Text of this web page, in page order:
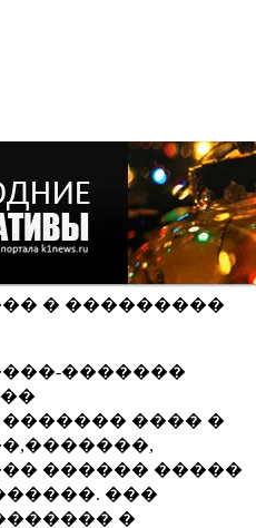
� ���������
�������
��
���� �
������ �����
���
�